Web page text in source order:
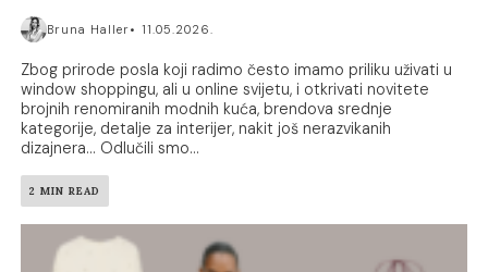
Bruna Haller 11.05.2026.
Zbog prirode posla koji radimo često imamo priliku uživati u
window shoppingu, ali u online svijetu, i otkrivati novitete
brojnih renomiranih modnih kuća, brendova srednje
kategorije, detalje za interijer, nakit još nerazvikanih
dizajnera… Odlučili smo...
2 MIN READ